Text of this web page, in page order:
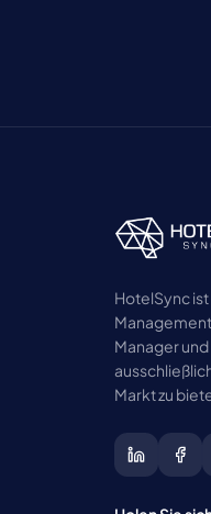
HotelSync
Manager
Markt zu